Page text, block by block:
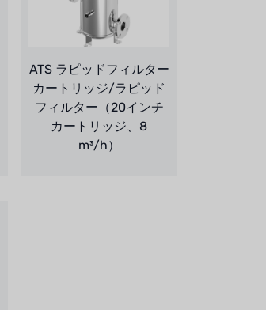
ATS ラピッドフィルター
カートリッジ/ラピッド
フィルター（20インチ
カートリッジ、8
m³/h）